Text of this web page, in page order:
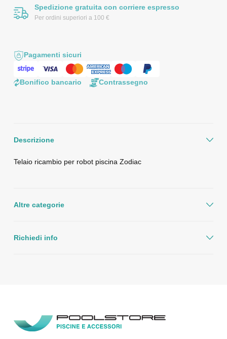
Spedizione gratuita con corriere espresso
Per ordini superiori a 100 €
Pagamenti sicuri
Bonifico bancario Contrassegno
Descrizione
Telaio ricambio per robot piscina Zodiac
Altre categorie
Richiedi info